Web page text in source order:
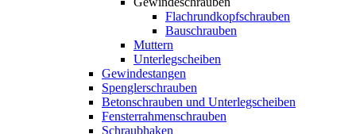
Flachrundkopfschrauben
Bauschrauben
Muttern
Unterlegscheiben
Gewindestangen
Spenglerschrauben
Betonschrauben und Unterlegscheiben
Fensterrahmenschrauben
Schraubhaken